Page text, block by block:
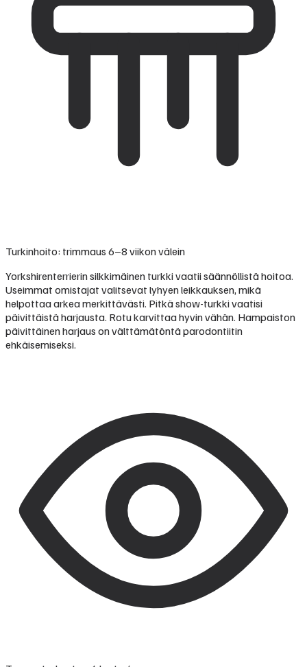
Turkinhoito: trimmaus 6–8 viikon välein
Yorkshirenterrierin silkkimäinen turkki vaatii säännöllistä hoitoa.
Useimmat omistajat valitsevat lyhyen leikkauksen, mikä
helpottaa arkea merkittävästi. Pitkä show-turkki vaatisi
päivittäistä harjausta. Rotu karvittaa hyvin vähän. Hampaiston
päivittäinen harjaus on välttämätöntä parodontiitin
ehkäisemiseksi.